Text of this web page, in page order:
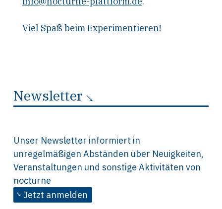
Viel Spaß beim Experimentieren!
Newsletter
Unser Newsletter informiert in
unregelmäßigen Abständen über Neuigkeiten,
Veranstaltungen und sonstige Aktivitäten von
nocturne
Jetzt anmelden